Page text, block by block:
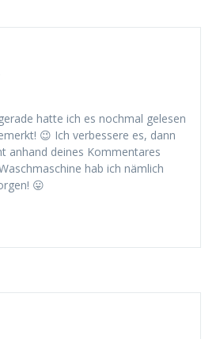
hatte ich es nochmal gelesen
😉 Ich verbessere es, dann
anhand deines Kommentares
hab ich nämlich
😛